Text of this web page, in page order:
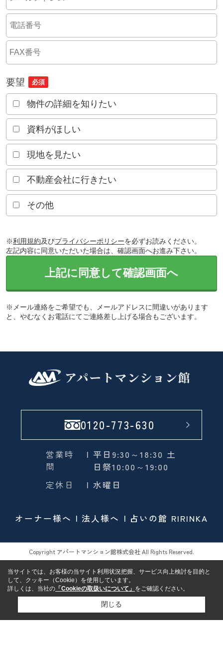
要望 必須
物件の詳細を知りたい
資料がほしい
現地を見たい
不動産会社に行きたい
その他
※利用規約及びプライバシーポリシーを必ずお読みください。
左記内容に同意いただいた場合は、確認画面へお進み下さい。
上記に同意して確認画面へ
※メール連絡をご希望でも、メールアドレスに間違いがあります
と、やむなくお電話にてご連絡差し上げる場合もございます。
0120-773-630
営業時
間
| 平日9:30～18:30 土
日祭10:00～19:00
定休日
| 水曜日
オーナー様へ 法人様へ 占いの館 RIRINKA
Copyright アパートマンション館株式会社 All Rights Reserved.
当サイトでは、お客様の当サイト利用状況把握、サービス向上検討を目的と
して、クッキー（Cookie）を使用しています。
詳しくは、当社の 「Cookieの取扱いについて」 をご確認ください。
閉じる